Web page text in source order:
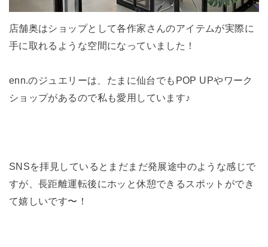
店舗奥はショップとして各作家さんのアイテムが実際に
手に取れるような空間になっていました！
enn.のジュエリーは、たまに仙台でもPOP UPやワーク
ショップがあるので私も愛用しています♪
SNSを拝見しているとまだまだ発展途中のような感じで
すが、長距離運転後にホッと休憩できるスポットができ
て嬉しいです〜！